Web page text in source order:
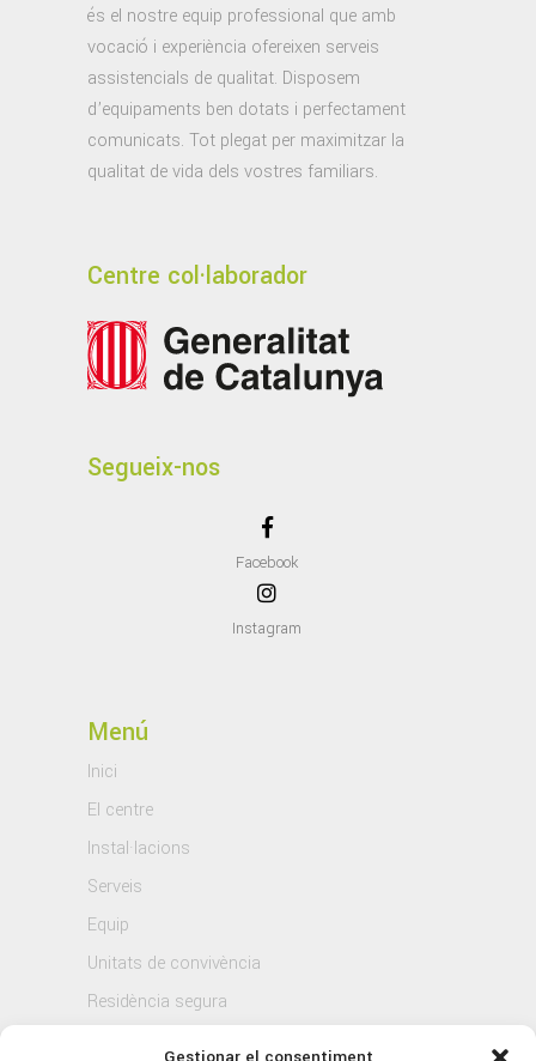
és el nostre equip professional que amb
vocació i experiència ofereixen serveis
assistencials de qualitat. Disposem
d’equipaments ben dotats i perfectament
comunicats. Tot plegat per maximitzar la
qualitat de vida dels vostres familiars.
Centre col·laborador
Segueix-nos
Facebook
Instagram
Menú
Inici
El centre
Instal·lacions
Serveis
Equip
Unitats de convivència
Residència segura